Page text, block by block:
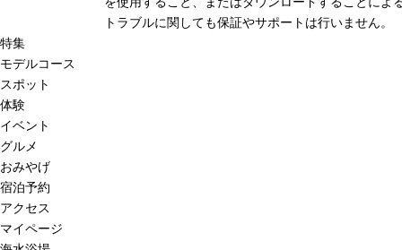
トラブルに関しても保証やサポートは行いません。
特集
モデルコース
スポット
体験
イベント
グルメ
おみやげ
宿泊予約
アクセス
マイページ